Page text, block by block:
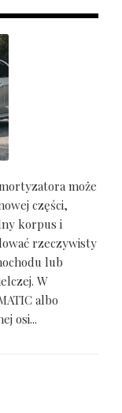
może
części,
korpus i
rzeczywisty
lub
W
albo
osi...